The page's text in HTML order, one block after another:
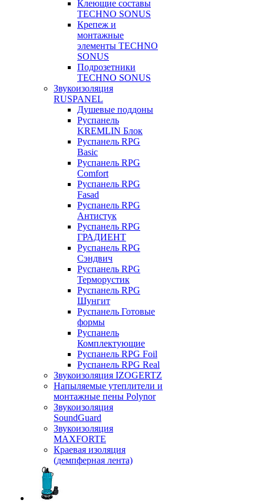
Клеющие составы
TECHNO SONUS
Крепеж и
монтажные
элементы TECHNO
SONUS
Подрозетники
TECHNO SONUS
Звукоизоляция
RUSPANEL
Душевые поддоны
Руспанель
KREMLIN Блок
Руспанель RPG
Basic
Руспанель RPG
Comfort
Руспанель RPG
Fasad
Руспанель RPG
Антистук
Руспанель RPG
ГРАДИЕНТ
Руспанель RPG
Сэндвич
Руспанель RPG
Терморустик
Руспанель RPG
Шунгит
Руспанель Готовые
формы
Руспанель
Комплектующие
Руспанель RPG Foil
Руспанель RPG Real
Звукоизоляция IZOGERTZ
Напыляемые утеплители и
монтажные пены Polynor
Звукоизоляция
SoundGuard
Звукоизоляция
MAXFORTE
Краевая изоляция
(демпферная лента)